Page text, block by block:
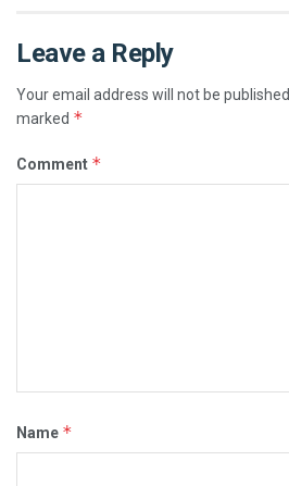
Leave a Reply
Your email address will not be published.
marked *
Comment *
Name *